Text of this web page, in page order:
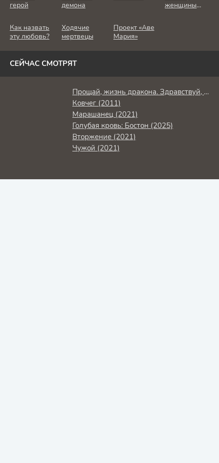
герой
демона
женщины
Как назвать
эту любовь?
Ходячие
мертвецы
Проект «Аве
Мария»
СЕЙЧАС СМОТРЯТ
Прощай, жизнь дракона. Здравствуй, жизнь человека (2024)
Ковчег (2011)
Марашанец (2021)
Голубая кровь: Бостон (2025)
Вторжение (2021)
Чужой (2021)